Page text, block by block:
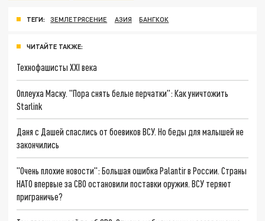
ТЕГИ: ЗЕМЛЕТРЯСЕНИЕ АЗИЯ БАНГКОК
ЧИТАЙТЕ ТАКЖЕ:
Технофашисты XXI века
Оплеуха Маску. "Пора снять белые перчатки": Как уничтожить
Starlink
Даня с Дашей спаслись от боевиков ВСУ. Но беды для малышей не
закончились
"Очень плохие новости": Большая ошибка Palantir в России. Страны
НАТО впервые за СВО остановили поставки оружия. ВСУ теряют
приграничье?